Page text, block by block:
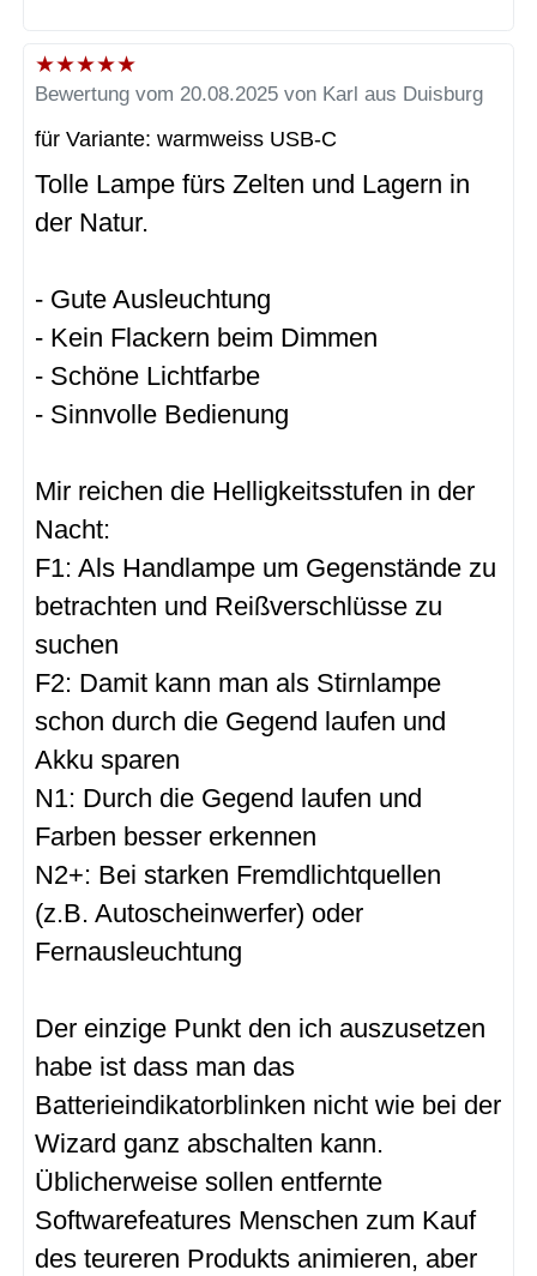
★★★★★
Bewertung vom 20.08.2025 von Karl aus Duisburg
für Variante: warmweiss USB-C
Tolle Lampe fürs Zelten und Lagern in
der Natur.
- Gute Ausleuchtung
- Kein Flackern beim Dimmen
- Schöne Lichtfarbe
- Sinnvolle Bedienung
Mir reichen die Helligkeitsstufen in der
Nacht:
F1: Als Handlampe um Gegenstände zu
betrachten und Reißverschlüsse zu
suchen
F2: Damit kann man als Stirnlampe
schon durch die Gegend laufen und
Akku sparen
N1: Durch die Gegend laufen und
Farben besser erkennen
N2+: Bei starken Fremdlichtquellen
(z.B. Autoscheinwerfer) oder
Fernausleuchtung
Der einzige Punkt den ich auszusetzen
habe ist dass man das
Batterieindikatorblinken nicht wie bei der
Wizard ganz abschalten kann.
Üblicherweise sollen entfernte
Softwarefeatures Menschen zum Kauf
des teureren Produkts animieren, aber